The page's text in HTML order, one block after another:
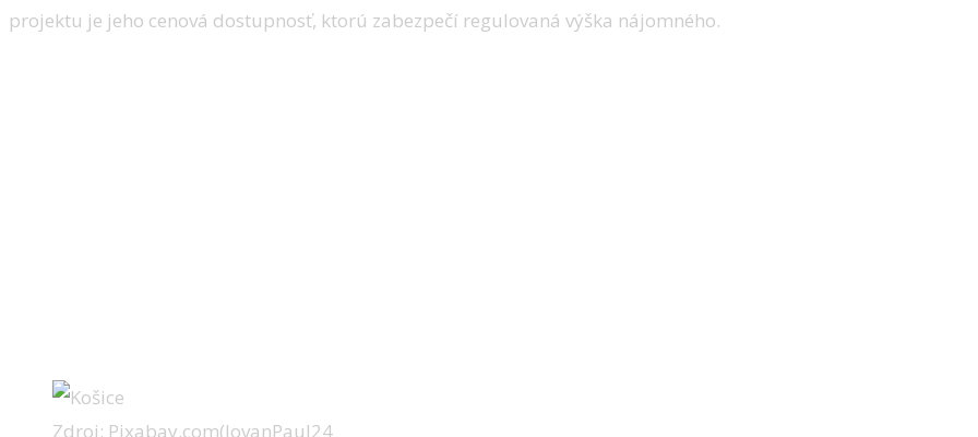
projektu je jeho cenová dostupnosť, ktorú zabezpečí regulovaná výška nájomného.
Zdroj: Pixabay.com(IovanPaul24